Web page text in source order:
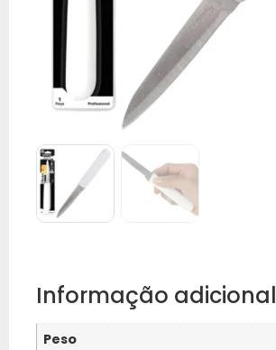
Informação adicional
Peso